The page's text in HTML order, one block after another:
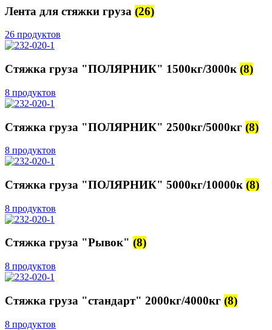
Лента для стяжки груза (26)
26 продуктов
Стяжка груза "ПОЛЯРНИК" 1500кг/3000к (8)
8 продуктов
Стяжка груза "ПОЛЯРНИК" 2500кг/5000кг (8)
8 продуктов
Стяжка груза "ПОЛЯРНИК" 5000кг/10000к (8)
8 продуктов
Стяжка груза "Рывок" (8)
8 продуктов
Стяжка груза "стандарт" 2000кг/4000кг (8)
8 продуктов